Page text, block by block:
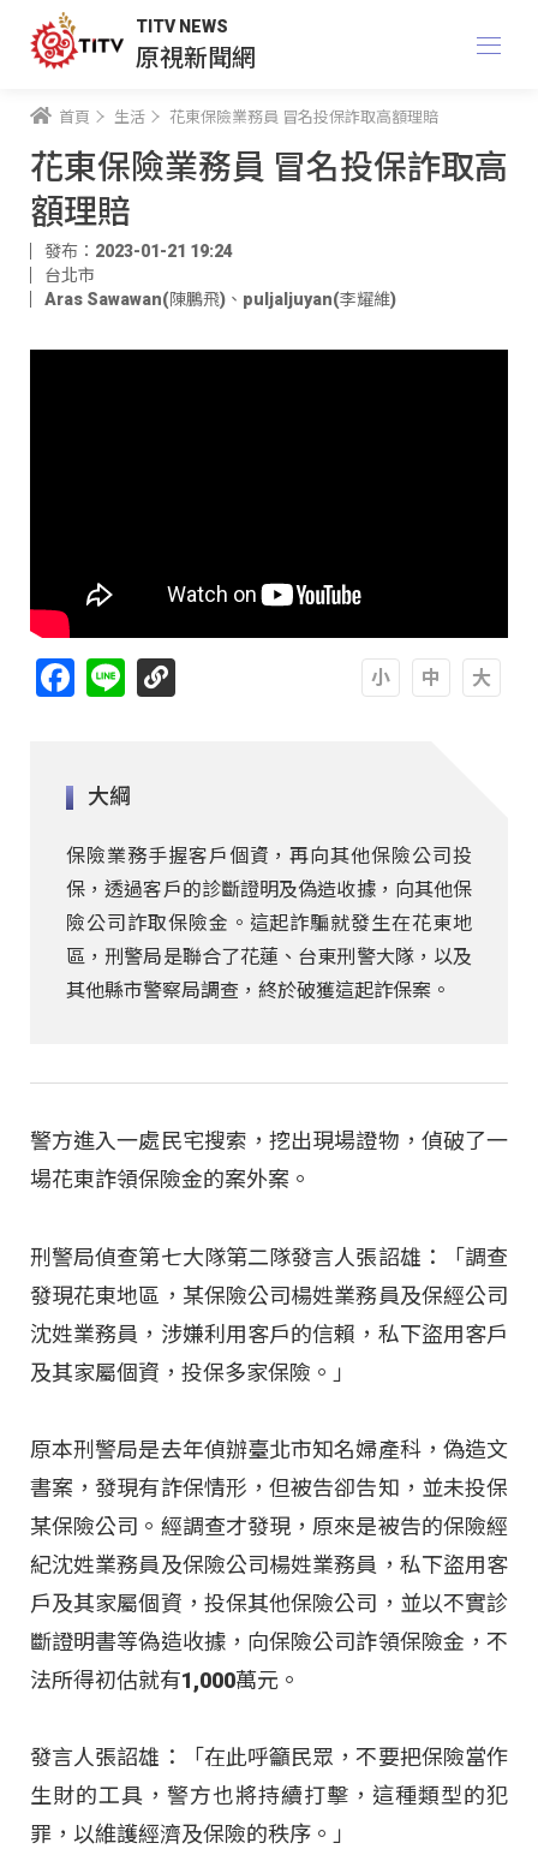
TITV NEWS
原視新聞網
首頁 生活 花東保險業務員 冒名投保詐取高額理賠
花東保險業務員 冒名投保詐取高
額理賠
發布：2023-01-21 19:24
台北市
Aras Sawawan(陳鵬飛) 、 puljaljuyan(李耀維)
Facebook
Line
大綱
保險業務手握客戶個資，再向其他保險公司投
保，透過客戶的診斷證明及偽造收據，向其他保
險公司詐取保險金。這起詐騙就發生在花東地
區，刑警局是聯合了花蓮、台東刑警大隊，以及
其他縣市警察局調查，終於破獲這起詐保案。
警方進入一處民宅搜索，挖出現場證物，偵破了一
場花東詐領保險金的案外案。
刑警局偵查第七大隊第二隊發言人張詔雄：「調查
發現花東地區，某保險公司楊姓業務員及保經公司
沈姓業務員，涉嫌利用客戶的信賴，私下盜用客戶
及其家屬個資，投保多家保險。」
原本刑警局是去年偵辦臺北市知名婦產科，偽造文
書案，發現有詐保情形，但被告卻告知，並未投保
某保險公司。經調查才發現，原來是被告的保險經
紀沈姓業務員及保險公司楊姓業務員，私下盜用客
戶及其家屬個資，投保其他保險公司，並以不實診
斷證明書等偽造收據，向保險公司詐領保險金，不
法所得初估就有1,000萬元。
發言人張詔雄：「在此呼籲民眾，不要把保險當作
生財的工具，警方也將持續打擊，這種類型的犯
罪，以維護經濟及保險的秩序。」